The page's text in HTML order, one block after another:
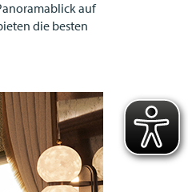
auf
die besten